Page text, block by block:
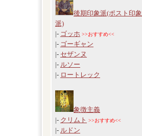
後期印象派(ポスト印象
派)
|- ゴッホ >>おすすめ<<
|- ゴーギャン
|- セザンヌ
|- ルソー
|- ロートレック
象徴主義
|- クリムト >>おすすめ<<
|- ルドン